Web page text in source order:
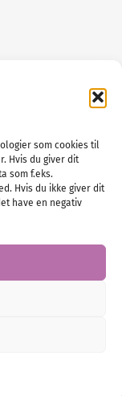
som cookies til
Hvis du giver dit
som f.eks.
Hvis du ikke giver dit
have en negativ